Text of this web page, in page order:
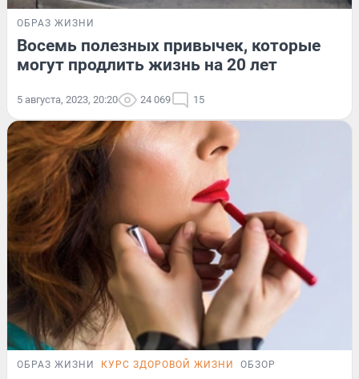
ОБРАЗ ЖИЗНИ
Восемь полезных привычек, которые
могут продлить жизнь на 20 лет
5 августа, 2023, 20:20 24 069 15
ОБРАЗ ЖИЗНИ КУРС ЗДОРОВОЙ ЖИЗНИ ОБЗОР